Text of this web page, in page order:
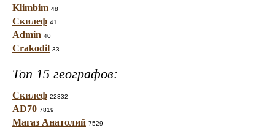
Klimbim 48
Скилеф 41
Admin 40
Crakodil 33
Топ 15 географов:
Скилеф 22332
AD70 7819
Магаз Анатолий 7529